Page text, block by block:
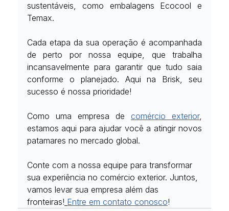
sustentáveis, como embalagens Ecocool e
Temax.
Cada etapa da sua operação é acompanhada
de perto por nossa equipe, que trabalha
incansavelmente para garantir que tudo saia
conforme o planejado. Aqui na Brisk, seu
sucesso é nossa prioridade!
Como uma empresa de comércio exterior,
estamos aqui para ajudar você a atingir novos
patamares no mercado global.
Conte com a nossa equipe para transformar
sua experiência no comércio exterior. Juntos,
vamos levar sua empresa além das
fronteiras! Entre em contato conosco!